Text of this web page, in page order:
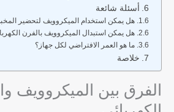
أسئلة شائعة
هل يمكن استخدام الميكروويف لتحضير
هل يمكن استبدال الميكروويف بالفرن
ما هو العمر الافتراضي لكل جهاز؟
خلاصة
الفرق بين الميكروويف